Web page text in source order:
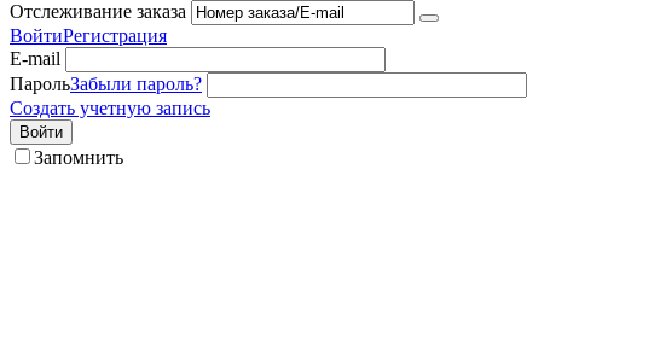
Отслеживание заказа
ВойтиРегистрация
E-mail
ПарольЗабыли пароль?
Создать учетную запись
Войти
Запомнить